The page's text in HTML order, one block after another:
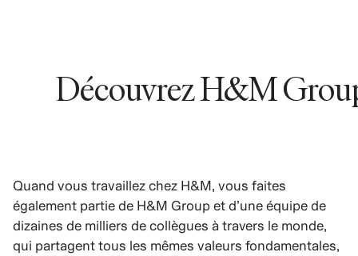
Découvrez H&M Group
Quand vous travaillez chez H&M, vous faites
également partie de H&M Group et d’une équipe de
dizaines de milliers de collègues à travers le monde,
qui partagent tous les mêmes valeurs fondamentales,